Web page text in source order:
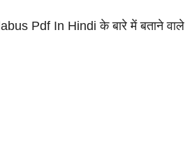
Pdf In Hindi के बारे में बताने वाले